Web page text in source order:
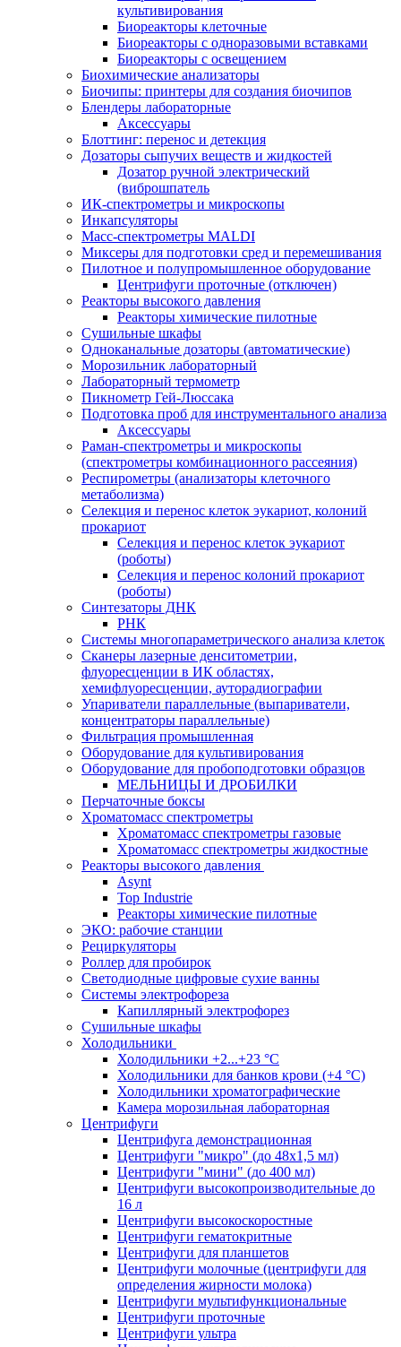
культивирования
Биореакторы клеточные
Биореакторы с одноразовыми вставками
Биореакторы с освещением
Биохимические анализаторы
Биочипы: принтеры для создания биочипов
Блендеры лабораторные
Аксессуары
Блоттинг: перенос и детекция
Дозаторы сыпучих веществ и жидкостей
Дозатор ручной электрический
(виброшпатель
ИК-спектрометры и микроскопы
Инкапсуляторы
Масс-спектрометры MALDI
Миксеры для подготовки сред и перемешивания
Пилотное и полупромышленное оборудование
Центрифуги проточные (отключен)
Реакторы высокого давления
Реакторы химические пилотные
Сушильные шкафы
Одноканальные дозаторы (автоматические)
Морозильник лабораторный
Лабораторный термометр
Пикнометр Гей-Люссака
Подготовка проб для инструментального анализа
Аксессуары
Раман-спектрометры и микроскопы
(спектрометры комбинационного рассеяния)
Респирометры (анализаторы клеточного
метаболизма)
Селекция и перенос клеток эукариот, колоний
прокариот
Селекция и перенос клеток эукариот
(роботы)
Селекция и перенос колоний прокариот
(роботы)
Синтезаторы ДНК
РНК
Системы многопараметрического анализа клеток
Сканеры лазерные денситометрии,
флуоресценции в ИК областях,
хемифлуоресценции, ауторадиографии
Упариватели параллельные (выпариватели,
концентраторы параллельные)
Фильтрация промышленная
Оборудование для культивирования
Оборудование для пробоподготовки образцов
МЕЛЬНИЦЫ И ДРОБИЛКИ
Перчаточные боксы
Хроматомасс спектрометры
Хроматомасс спектрометры газовые
Хроматомасс спектрометры жидкостные
Реакторы высокого давления
Asynt
Top Industrie
Реакторы химические пилотные
ЭКО: рабочие станции
Рециркуляторы
Роллер для пробирок
Светодиодные цифровые сухие ванны
Системы электрофореза
Капиллярный электрофорез
Сушильные шкафы
Холодильники
Холодильники +2...+23 °С
Холодильники для банков крови (+4 °С)
Холодильники хроматографические
Камера морозильная лабораторная
Центрифуги
Центрифуга демонстрационная
Центрифуги "микро" (до 48x1,5 мл)
Центрифуги "мини" (до 400 мл)
Центрифуги высокопроизводительные до
16 л
Центрифуги высокоскоростные
Центрифуги гематокритные
Центрифуги для планшетов
Центрифуги молочные (центрифуги для
определения жирности молока)
Центрифуги мультифункциональные
Центрифуги проточные
Центрифуги ультра